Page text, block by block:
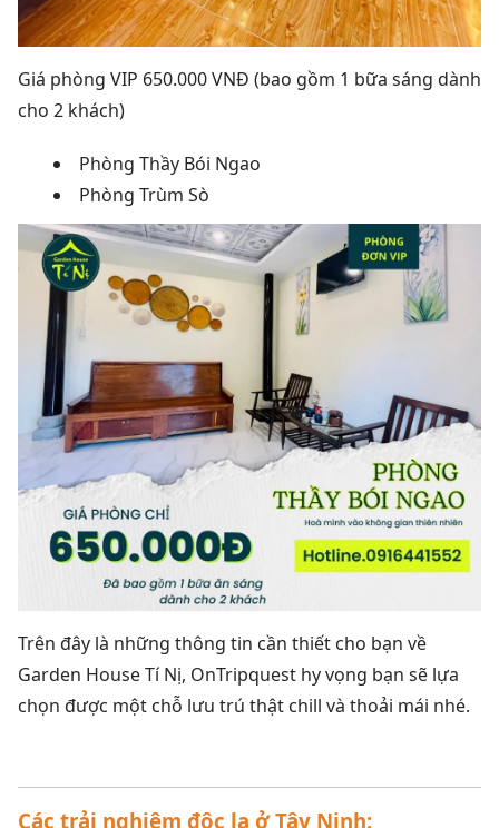
Giá phòng VIP 650.000 VNĐ (bao gồm 1 bữa sáng dành
cho 2 khách)
Phòng Thầy Bói Ngao
Phòng Trùm Sò
Trên đây là những thông tin cần thiết cho bạn về
Garden House Tí Nị, OnTripquest hy vọng bạn sẽ lựa
chọn được một chỗ lưu trú thật chill và thoải mái nhé.
Các trải nghiệm độc lạ ở Tây Ninh: